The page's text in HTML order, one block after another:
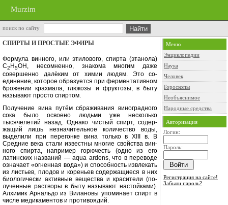
Murzim
поиск по сайту
СПИРТЫ И ПРОСТЫЕ ЭФИРЫ
Формула винного, или этилового, спирта (этанола)
С2 Н5ОН, несомнен­но, знакома многим даже
совершен­но далёким от химии людям. Это со­
единение, которое образуется при ферментативном
брожении крахма­ла, глюкозы и фруктозы, в быту
назы­вают просто спиртом.
Получение вина путём сбражива­ния виноградного
сока было освоено людьми уже несколько
тысячелетий назад. Однако чистый спирт, содер­
жащий лишь незначительное количе­ство воды,
выделили при перегонке вина только вXIIIв. В
Средние века стали известны многие свойства вин­
ного спирта, например горючесть (одно из его
латинских названий —aqua ardens,что в переводе
означает «огненная вода») и способность из­влекать
из листьев, плодов и корень­ев содержащиеся в них
биологически активные вещества и красители (по­
лученные растворы в быту называют настойками).
Алхимик Арнальдо из Вилановы упоминает спирт в
числе медикаментов и противоядий.
Меню
Энциклопедии
Наука
Человек
Гороскопы
Необъяснимое
Народные средства
Авторизация
Логин:
Пароль:
Регистрация на сайте!
Забыли пароль?